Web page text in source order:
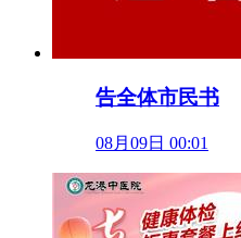
告全体市民书
08月09日 00:01